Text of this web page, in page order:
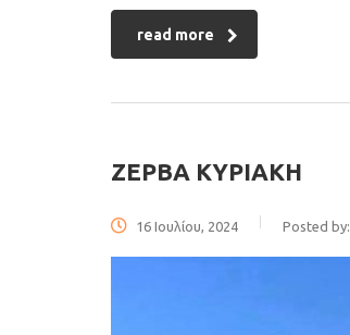
read more
ΖΕΡΒΑ ΚΥΡΙΑΚΗ
16 Ιουλίου, 2024 Posted by: